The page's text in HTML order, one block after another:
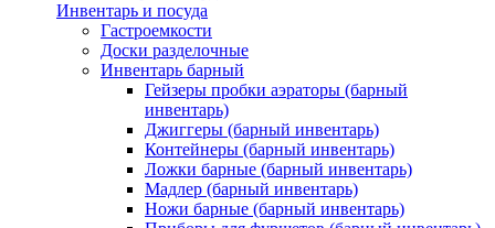
Инвентарь и посуда
Гастроемкости
Доски разделочные
Инвентарь барный
Гейзеры пробки аэраторы (барный
инвентарь)
Джиггеры (барный инвентарь)
Контейнеры (барный инвентарь)
Ложки барные (барный инвентарь)
Мадлер (барный инвентарь)
Ножи барные (барный инвентарь)